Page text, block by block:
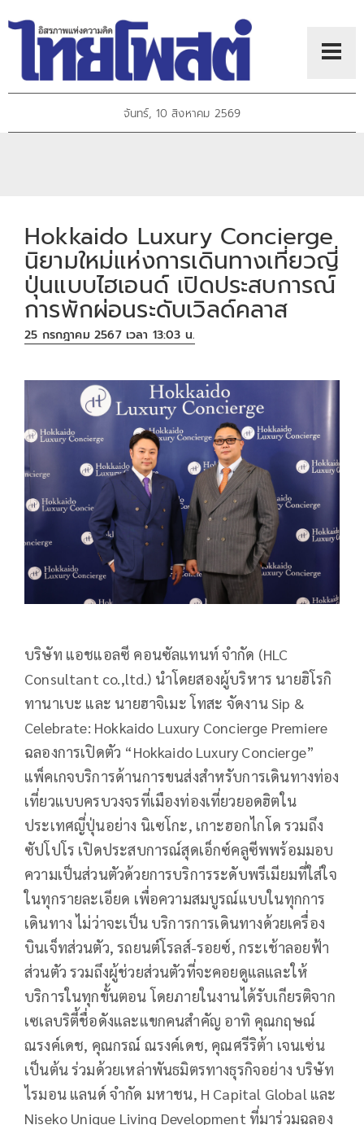
จันทร์, 10 สิงหาคม 2569
Hokkaido Luxury Concierge
นิยามใหม่แห่งการเดินทางเที่ยวญี่
ปุ่นแบบไฮเอนด์ เปิดประสบการณ์
การพักผ่อนระดับเวิลด์คลาส
25 กรกฎาคม 2567 เวลา 13:03 น.
บริษัท แอชแอลซี คอนซัลแทนท์ จำกัด (HLC
Consultant co.,ltd.) นำโดยสองผู้บริหาร นายฮิโรกิ
ทานาเบะ และ นายฮาจิเมะ โทสะ จัดงาน Sip &
Celebrate: Hokkaido Luxury Concierge Premiere
ฉลองการเปิดตัว “Hokkaido Luxury Concierge”
แพ็คเกจบริการด้านการขนส่งสำหรับการเดินทางท่อง
เที่ยวแบบครบวงจรที่เมืองท่องเที่ยวยอดฮิตใน
ประเทศญี่ปุ่นอย่าง นิเซโกะ, เกาะฮอกไกโด รวมถึง
ซัปโปโร เปิดประสบการณ์สุดเอ็กซ์คลูซีพพร้อมมอบ
ความเป็นส่วนตัวด้วยการบริการระดับพรีเมียมที่ใส่ใจ
ในทุกรายละเอียด เพื่อความสมบูรณ์แบบในทุกการ
เดินทาง ไม่ว่าจะเป็น บริการการเดินทางด้วยเครื่อง
บินเจ็ทส่วนตัว, รถยนต์โรลส์-รอยซ์, กระเช้าลอยฟ้า
ส่วนตัว รวมถึงผู้ช่วยส่วนตัวที่จะคอยดูแลและให้
บริการในทุกขั้นตอน โดยภายในงานได้รับเกียรติจาก
เซเลบริตี้ชื่อดังและแขกคนสำคัญ อาทิ คุณกฤษณ์
ณรงค์เดช, คุณกรณ์ ณรงค์เดช, คุณศรีริต้า เจนเซ่น
เป็นต้น ร่วมด้วยเหล่าพันธมิตรทางธุรกิจอย่าง บริษัท
ไรมอน แลนด์ จำกัด มหาชน, H Capital Global และ
Niseko Unique Living Development ที่มาร่วมฉลอง